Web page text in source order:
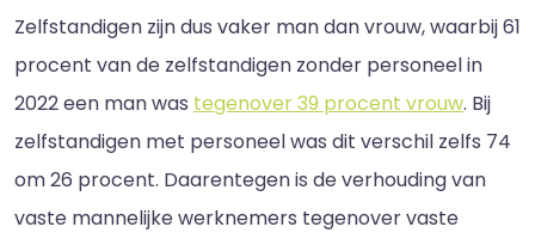
Zelfstandigen zijn dus vaker man dan vrouw, waarbij 61
procent van de zelfstandigen zonder personeel in
2022 een man was tegenover 39 procent vrouw. Bij
zelfstandigen met personeel was dit verschil zelfs 74
om 26 procent. Daarentegen is de verhouding van
vaste mannelijke werknemers tegenover vaste